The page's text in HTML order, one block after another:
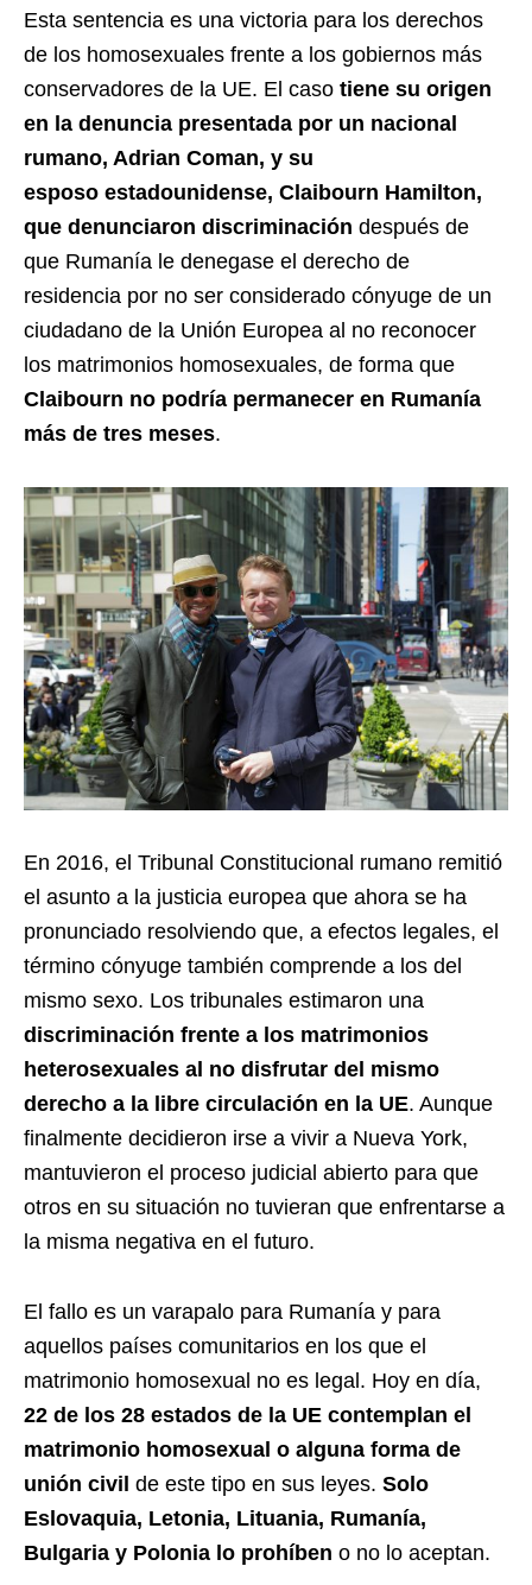
Esta sentencia es una victoria para los derechos
de los homosexuales frente a los gobiernos más
conservadores de la UE. El caso tiene su origen
en la denuncia presentada por un nacional
rumano, Adrian Coman, y su
esposo estadounidense, Claibourn Hamilton,
que denunciaron discriminación después de
que Rumanía le denegase el derecho de
residencia por no ser considerado cónyuge de un
ciudadano de la Unión Europea al no reconocer
los matrimonios homosexuales, de forma que
Claibourn no podría permanecer en Rumanía
más de tres meses.
En 2016, el Tribunal Constitucional rumano remitió
el asunto a la justicia europea que ahora se ha
pronunciado resolviendo que, a efectos legales, el
término cónyuge también comprende a los del
mismo sexo. Los tribunales estimaron una
discriminación frente a los matrimonios
heterosexuales al no disfrutar del mismo
derecho a la libre circulación en la UE. Aunque
finalmente decidieron irse a vivir a Nueva York,
mantuvieron el proceso judicial abierto para que
otros en su situación no tuvieran que enfrentarse a
la misma negativa en el futuro.
El fallo es un varapalo para Rumanía y para
aquellos países comunitarios en los que el
matrimonio homosexual no es legal. Hoy en día,
22 de los 28 estados de la UE contemplan el
matrimonio homosexual o alguna forma de
unión civil de este tipo en sus leyes. Solo
Eslovaquia, Letonia, Lituania, Rumanía,
Bulgaria y Polonia lo prohíben o no lo aceptan.